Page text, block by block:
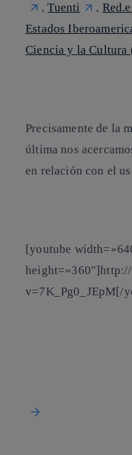
,Tuenti ,
Estados
Ciencia y la Cultura
Precisamente de la
última nos
en relación con el
[youtube
v=7K_Pg0_JEpM[/